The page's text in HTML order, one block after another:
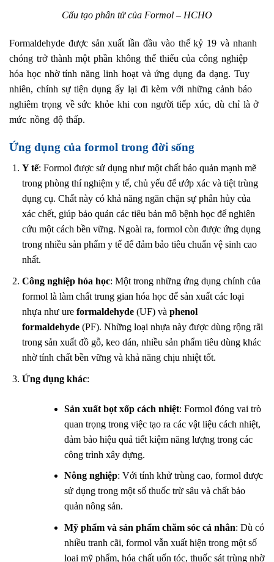
Cấu tạo phân tử của Formol – HCHO
Formaldehyde được sản xuất lần đầu vào thế kỷ 19 và nhanh
chóng trở thành một phần không thể thiếu của công nghiệp
hóa học nhờ tính năng linh hoạt và ứng dụng đa dạng. Tuy
nhiên, chính sự tiện dụng ấy lại đi kèm với những cảnh báo
nghiêm trọng về sức khỏe khi con người tiếp xúc, dù chỉ là ở
mức nồng độ thấp.
Ứng dụng của formol trong đời sống
Y tế: Formol được sử dụng như một chất bảo quản mạnh mẽ
trong phòng thí nghiệm y tế, chủ yếu để ướp xác và tiệt trùng
dụng cụ. Chất này có khả năng ngăn chặn sự phân hủy của
xác chết, giúp bảo quản các tiêu bản mô bệnh học để nghiên
cứu một cách bền vững. Ngoài ra, formol còn được ứng dụng
trong nhiều sản phẩm y tế để đảm bảo tiêu chuẩn vệ sinh cao
nhất.
Công nghiệp hóa học: Một trong những ứng dụng chính của
formol là làm chất trung gian hóa học để sản xuất các loại
nhựa như ure formaldehyde(UF) và phenol
formaldehyde(PF). Những loại nhựa này được dùng rộng rãi
trong sản xuất đồ gỗ, keo dán, nhiều sản phẩm tiêu dùng khác
nhờ tính chất bền vững và khả năng chịu nhiệt tốt.
Ứng dụng khác:
Sản xuất bọt xốp cách nhiệt: Formol đóng vai trò
quan trọng trong việc tạo ra các vật liệu cách nhiệt,
đảm bảo hiệu quả tiết kiệm năng lượng trong các
công trình xây dựng.
Nông nghiệp: Với tính khử trùng cao, formol được
sử dụng trong một số thuốc trừ sâu và chất bảo
quản nông sản.
Mỹ phẩm và sản phẩm chăm sóc cá nhân: Dù có
nhiều tranh cãi, formol vẫn xuất hiện trong một số
loại mỹ phẩm, hóa chất uốn tóc, thuốc sát trùng nhờ